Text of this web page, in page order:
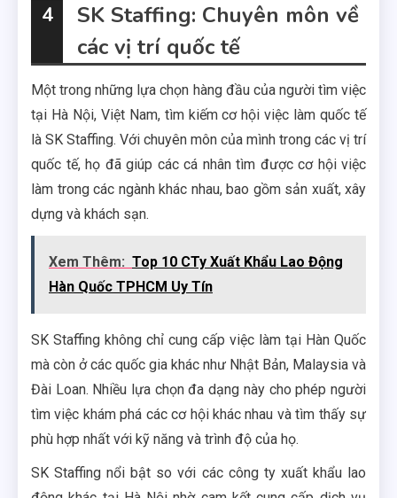
4
SK Staffing: Chuyên môn về
các vị trí quốc tế
Một trong những lựa chọn hàng đầu của người tìm việc
tại Hà Nội, Việt Nam, tìm kiếm cơ hội việc làm quốc tế
là SK Staffing. Với chuyên môn của mình trong các vị trí
quốc tế, họ đã giúp các cá nhân tìm được cơ hội việc
làm trong các ngành khác nhau, bao gồm sản xuất, xây
dựng và khách sạn.
Xem Thêm: Top 10 CTy Xuất Khẩu Lao Động
Hàn Quốc TPHCM Uy Tín
SK Staffing không chỉ cung cấp việc làm tại Hàn Quốc
mà còn ở các quốc gia khác như Nhật Bản, Malaysia và
Đài Loan. Nhiều lựa chọn đa dạng này cho phép người
tìm việc khám phá các cơ hội khác nhau và tìm thấy sự
phù hợp nhất với kỹ năng và trình độ của họ.
SK Staffing nổi bật so với các công ty xuất khẩu lao